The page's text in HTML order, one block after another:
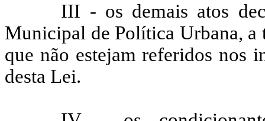
III - os demais atos
Municipal de Política Urbana, a
que não estejam referidos nos
desta Lei.